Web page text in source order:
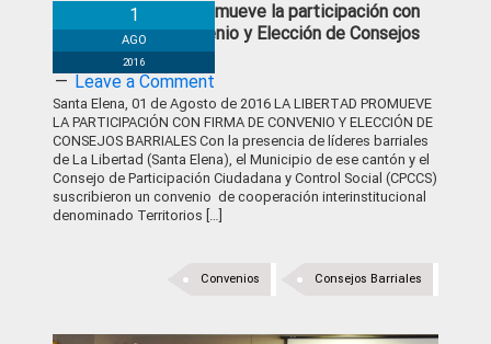
La Libertad promueve la participación con
Firma de Convenio y Elección de Consejos
Barriales
1
AGO
2016
Leave a Comment
Santa Elena, 01 de Agosto de 2016 LA LIBERTAD PROMUEVE
LA PARTICIPACIÓN CON FIRMA DE CONVENIO Y ELECCIÓN DE
CONSEJOS BARRIALES Con la presencia de líderes barriales
de La Libertad (Santa Elena), el Municipio de ese cantón y el
Consejo de Participación Ciudadana y Control Social (CPCCS)
suscribieron un convenio de cooperación interinstitucional
denominado Territorios […]
Consejos Barriales
Convenios